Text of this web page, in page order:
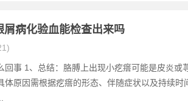
病化验血能检查出来吗
回事 1、总结：胳膊上出现小疙瘩可能是皮炎或
体原因需根据疙瘩的形态、伴随症状以及持续时